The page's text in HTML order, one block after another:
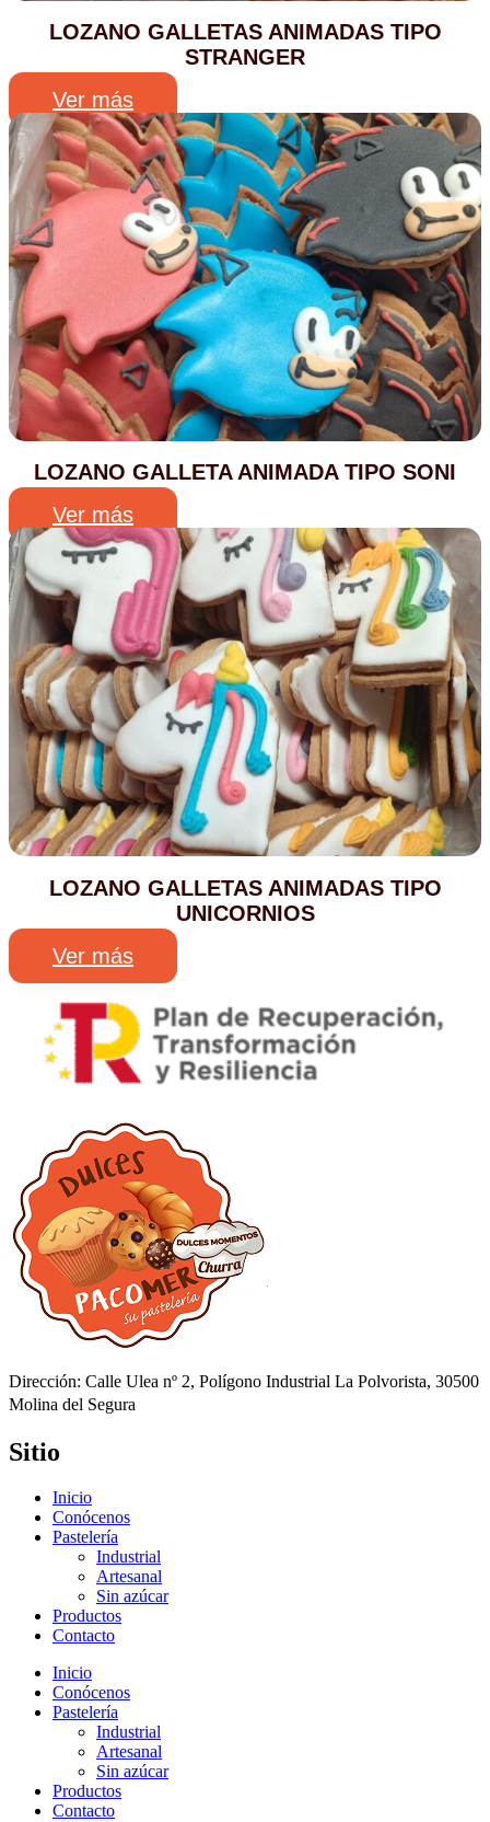
LOZANO GALLETAS ANIMADAS TIPO
STRANGER
Ver más
LOZANO GALLETA ANIMADA TIPO SONI
Ver más
LOZANO GALLETAS ANIMADAS TIPO
UNICORNIOS
Ver más
Dirección: Calle Ulea nº 2, Polígono Industrial La Polvorista, 30500
Molina del Segura
Sitio
Inicio
Conócenos
Pastelería
Industrial
Artesanal
Sin azúcar
Productos
Contacto
Inicio
Conócenos
Pastelería
Industrial
Artesanal
Sin azúcar
Productos
Contacto